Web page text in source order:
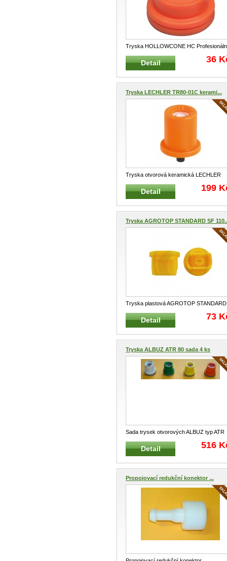
Tryska HOLLOWCONE HC
tryska pro rosiče, aplikátory a za ...
Detail 36
Tryska LECHLER TR80-01C kerami...
Tryska otvorová keramická LECHLER
Profesionální tryska pro postřikova ...
Detail 199
Tryska AGROTOP STANDARD SF
Tryska plastová AGROTOP STANDARD
SF 110 Profesionální standardní tryska ...
Detail 73
Tryska ALBUZ ATR 80 sada 4 ks
Sada trysek otvorových ALBUZ typ ATR
80 Profesionální trysky pro post...
Detail 516
Propojovací redukční konektor ...